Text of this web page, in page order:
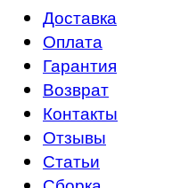
Доставка
Оплата
Гарантия
Возврат
Контакты
Отзывы
Статьи